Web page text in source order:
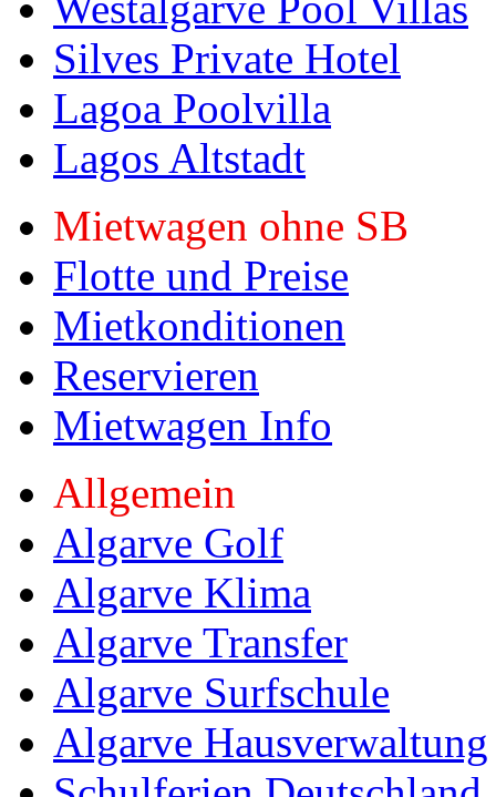
Silves Private Hotel
Lagoa Poolvilla
Lagos Altstadt
Mietwagen ohne SB
Flotte und Preise
Mietkonditionen
Reservieren
Mietwagen Info
Allgemein
Algarve Golf
Algarve Klima
Algarve Transfer
Algarve Surfschule
Algarve Hausverwaltung